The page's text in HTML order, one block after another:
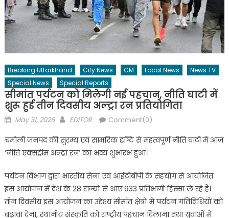
Breaking Uttarkhand City News CM Local News
News TV
Special News
Special Reports
सीमांत पर्यटन को मिलेगी नई पहचान, नीति घाटी में
शुरू हुई तीन दिवसीय अल्ट्रा रन प्रतियोगिता
Posted
May 31, 2026 Author
EDITOR Comment(0)
चमोली जनपद की सुरम्य एवं सामरिक दृष्टि से महत्वपूर्ण नीति घाटी में आज
‘नीति एक्सट्रीम अल्ट्रा रन’ का भव्य शुभारंभ हुआ।
पर्यटन विभाग द्वारा भारतीय सेना एवं आईटीबीपी के सहयोग से आयोजित
इस आयोजन में देश के 28 राज्यों से आए 933 प्रतिभागी हिस्सा ले रहे हैं।
तीन दिवसीय इस आयोजन का उद्देश्य सीमांत क्षेत्रों में पर्यटन गतिविधियों को
बढ़ावा देना, स्थानीय संस्कृति को राष्ट्रीय पहचान दिलाना तथा युवाओं में